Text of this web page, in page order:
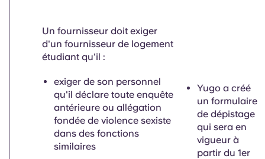
Un fournisseur doit exiger
d'un fournisseur de logement
étudiant qu'il :
exiger de son personnel
qu'il déclare toute enquête
antérieure ou allégation
fondée de violence sexiste
dans des fonctions
similaires
Yugo a créé
un formulaire
de dépistage
qui sera en
vigueur à
partir du 1er